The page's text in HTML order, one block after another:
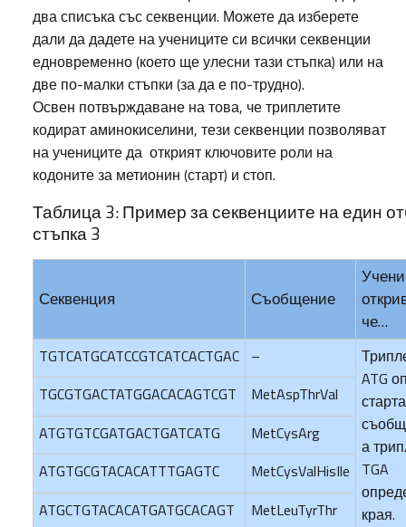
два списъка със секвенции. Можете да изберете
дали да дадете на учениците си всички секвенции
едновременно (което ще улесни тази стъпка) или на
две по-малки стъпки (за да е по-трудно).
Освен потвърждаване на това, че триплетите
кодират аминокиселини, тези секвенции позволяват
на учениците да открият ключовите роли на
кодоните за метионин (старт) и стоп.
Таблица 3: Пример за секвенциите на един
стъпка 3
Секвенция Съобщение
че…
TGTCATGCATCCGTCATCACTGAC –
ATG
а
TGA
края.
TGCGTGACTATGGACACAGTCGT
MetAspThrVal
ATGTGTCGATGACTGATCATG
MetCysArg
ATGTGCGTACACATTTGAGTC
MetCysValHisIle
ATGCTGTACACATGATGCACAGT
MetLeuTyrThr